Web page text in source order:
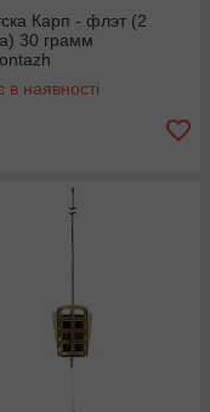
Карп - флэт (2
30 грамм
наявності